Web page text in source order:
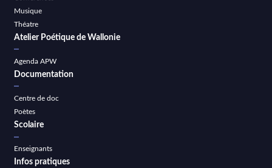
Musique
Théatre
Atelier Poétique de Wallonie
Agenda APW
Documentation
Centre de doc
Poètes
Scolaire
Enseignants
Infos pratiques